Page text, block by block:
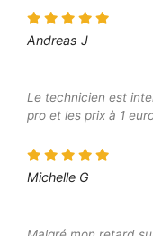
Andreas J
Le technicien est
pro et les prix à 1
Michelle G